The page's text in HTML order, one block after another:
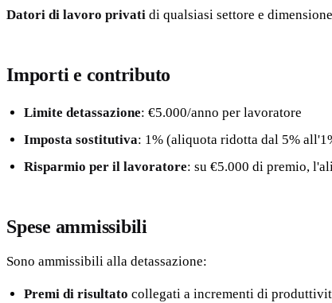
Datori di lavoro privati di qualsiasi settore e
Importi e contributo
Limite detassazione: €5.000/anno per lavoratore
Imposta sostitutiva: 1% (aliquota ridotta dal 5%
Risparmio per il lavoratore: su €5.000 di premio,
Spese ammissibili
Sono ammissibili alla detassazione:
Premi di risultato collegati a incrementi di